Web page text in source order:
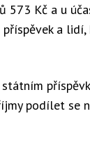
Kč a u
a
podílet se